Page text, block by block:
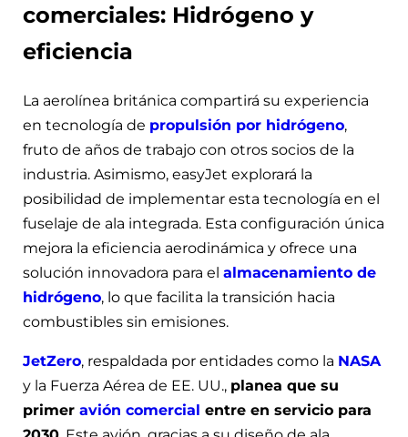
comerciales: Hidrógeno y
eficiencia
La aerolínea británica compartirá su experiencia
en tecnología de propulsión por hidrógeno,
fruto de años de trabajo con otros socios de la
industria. Asimismo, easyJet explorará la
posibilidad de implementar esta tecnología en el
fuselaje de ala integrada. Esta configuración única
mejora la eficiencia aerodinámica y ofrece una
solución innovadora para el almacenamiento de
hidrógeno, lo que facilita la transición hacia
combustibles sin emisiones.
JetZero, respaldada por entidades como la NASA
y la Fuerza Aérea de EE. UU., planea que su
primer avión comercial entre en servicio para